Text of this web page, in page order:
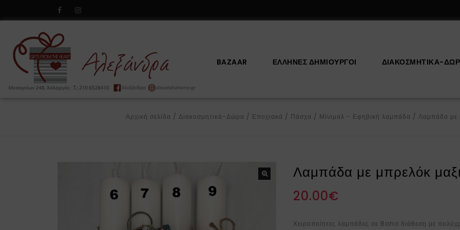
BAZAAR ΕΛΛΗΝΕΣ ΔΗΜΙΟΥΡΓΟΙ ΔΙΑΚΟΣΜΗΤΙΚΆ-
Αρχική σελίδα / Διακοσμητικά-Δώρα / Εποχιακά / Πάσχα / Μίνιμαλ - Εφηβική λαμπάδα / Λαμπάδα με
Λαμπάδα με μπρελόκ
20.00€
Χειροποίητες λαμπάδες σε Boho διάθεση με